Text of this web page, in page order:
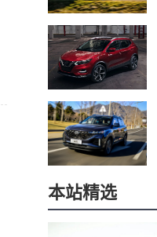
本站精选